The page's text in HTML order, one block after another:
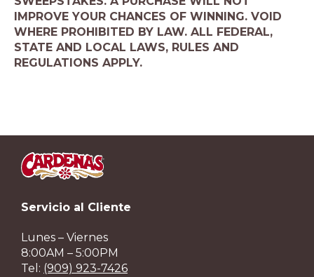
IMPROVE YOUR CHANCES OF WINNING. VOID
WHERE PROHIBITED BY LAW. ALL FEDERAL,
STATE AND LOCAL LAWS, RULES AND
REGULATIONS APPLY.
Servicio al Cliente
Lunes – Viernes
8:00AM – 5:00PM
Tel: (909) 923-7426